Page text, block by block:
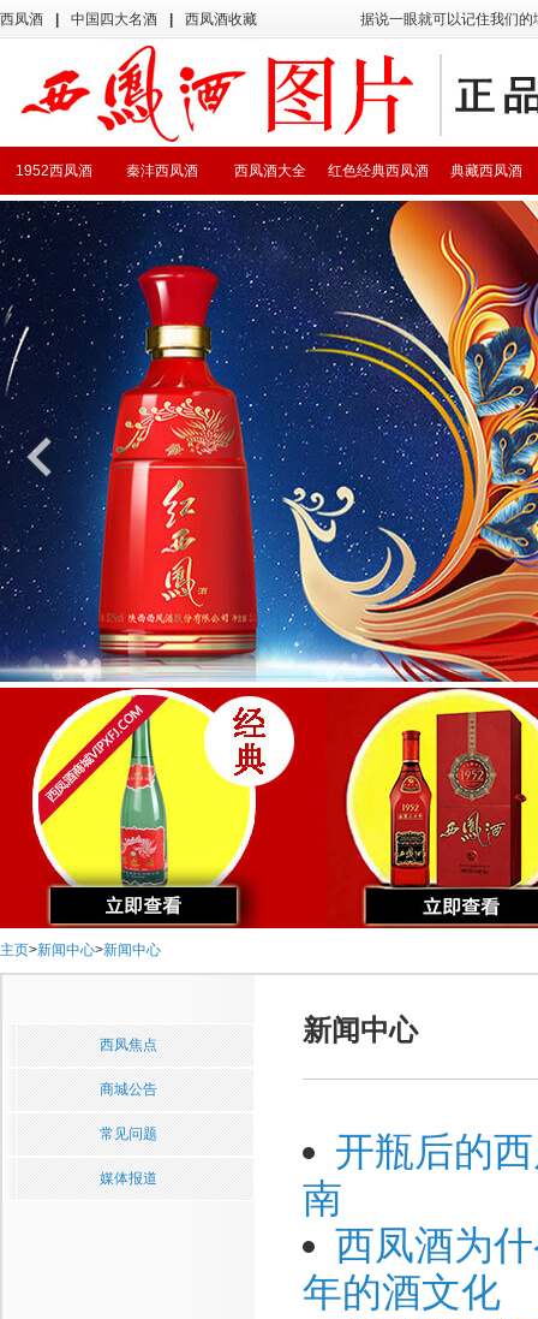
西凤酒 中国四大名酒 西凤酒收藏 据说一眼就可以记住我们
典藏西凤酒
红色经典西凤酒
西凤酒大全
秦沣西凤酒
1952西凤酒
主页>新闻中心>新闻中心
西凤焦点
商城公告
常见问题
媒体报道
新闻中心
开瓶后的
南
西凤酒为
年的酒文化